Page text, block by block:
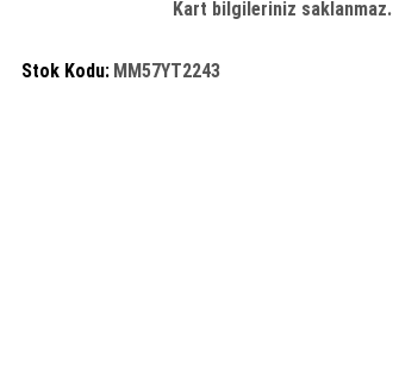
Kart bilgileriniz saklanmaz.
Stok Kodu: MM57YT2243